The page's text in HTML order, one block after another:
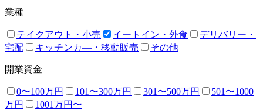
業種
テイクアウト・小売 イートイン・外食
デリバリー・
宅配
キッチンカ―・移動販売 その他
開業資金
0〜100万円 101〜300万円 301〜500万円
501〜1000
万円
1001万円〜